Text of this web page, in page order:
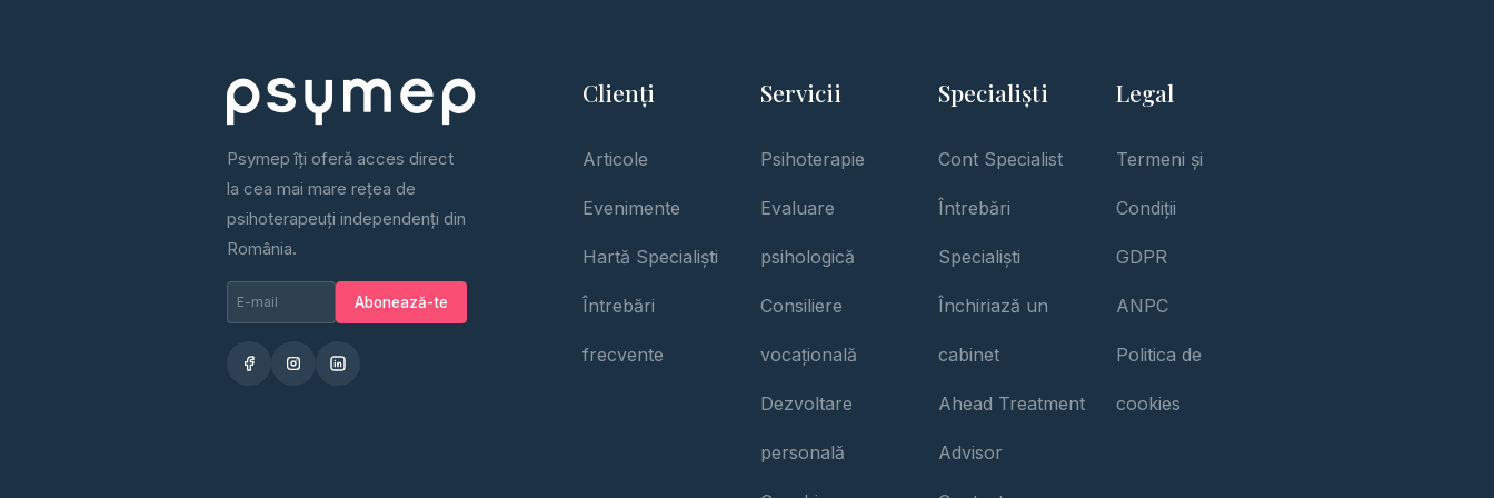
Psymep îți oferă acces direct
la cea mai mare rețea de
psihoterapeuți independenți din
România.
Email newsletter
Nu completa Abonează-te
Clienți
Articole
Evenimente
Hartă Specialiști
Întrebări
frecvente
Servicii
Psihoterapie
Evaluare
psihologică
Consiliere
vocațională
Dezvoltare
personală
Specialiști
Cont Specialist
Întrebări
Specialiști
Închiriază un
cabinet
Ahead Treatment
Advisor
Legal
Termeni și
Condiții
GDPR
ANPC
Politica de
cookies